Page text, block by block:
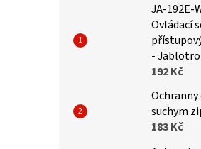
JA-192E-
Ovládací
-
192 Kč
suchym
183 Kč